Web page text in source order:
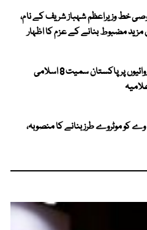
خط وزیراعظم شہباز شریف کے نام،
مضبوط بنانے کے عزم کا اظہار
غزہ میں اسرائیلی کارروائیوں پر پاکستان سمیت 8 اسلامی
وے کو موٹروے طرز بنانے کا منصوبہ،